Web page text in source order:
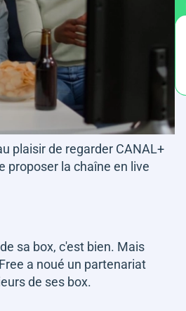
plaisir de regarder CANAL+
proposer la chaîne en live
sa box, c'est bien. Mais
a noué un partenariat
de ses box.